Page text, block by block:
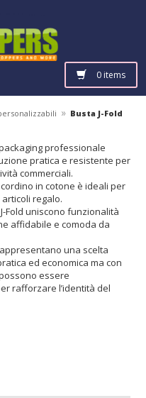
0 items
» Busta J-Fold
professionale
pratica e resistente per
commerciali.
in cotone è ideali per
regalo.
Fold uniscono funzionalità
affidabile e comoda da
una scelta
ed economica ma con
essere
rafforzare l’identità del